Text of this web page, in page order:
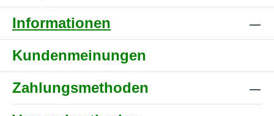
Informationen
Kundenmeinungen
Zahlungsmethoden